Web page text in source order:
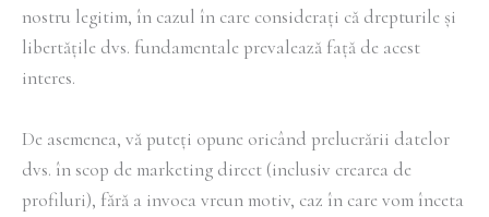
nostru legitim, în cazul în care considerați că drepturile și
libertățile dvs. fundamentale prevalează față de acest
interes.
De asemenea, vă puteți opune oricând prelucrării datelor
dvs. în scop de marketing direct (inclusiv crearea de
profiluri), fără a invoca vreun motiv, caz în care vom înceta